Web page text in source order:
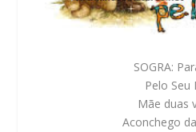
SOGRA:
Pelo Seu
Mãe duas
Aconchego